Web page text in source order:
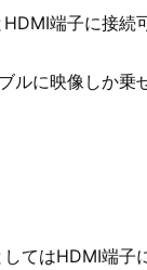
端子に接続
ルに映像しか乗
てはHDMI端子